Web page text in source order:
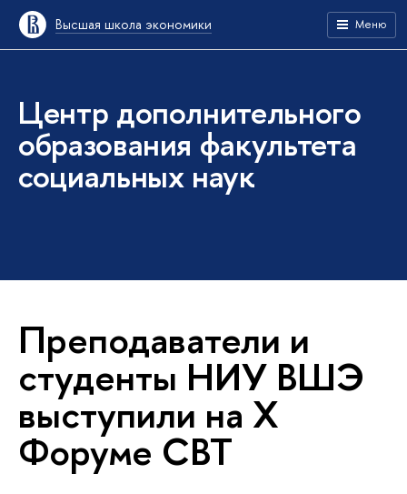
Высшая школа экономики Меню
Центр дополнительного
образования факультета
социальных наук
Преподаватели и
студенты НИУ ВШЭ
выступили на X
Форуме CBT